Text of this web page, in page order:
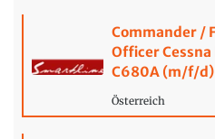
Commander /
Officer
C680A (m/f/d)
Österreich